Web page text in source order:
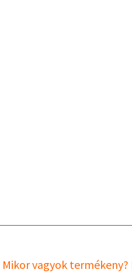
Mikor vagyok termékeny?